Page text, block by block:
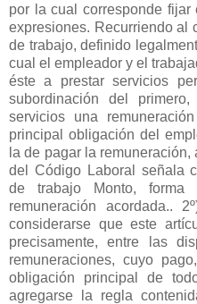
por la cual corresponde
expresiones. Recurriendo al
de trabajo, definido
cual el empleador y el
éste a prestar servicios
subordinación del
servicios una
principal obligación del
la de pagar la
del Código Laboral señala
de trabajo Monto,
remuneración acordada..
considerarse que este
precisamente, entre las
remuneraciones, cuyo
obligación principal de
agregarse la regla